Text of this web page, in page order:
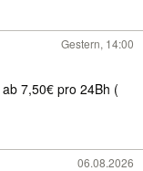
Gestern, 14:00
06.08.2026